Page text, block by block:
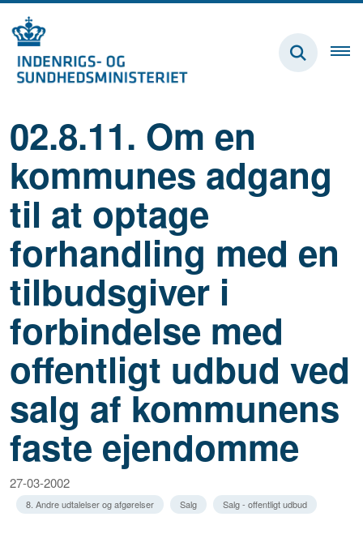
02.8.11. Om en
kommunes adgang
til at optage
forhandling med en
tilbudsgiver i
forbindelse med
offentligt udbud ved
salg af kommunens
faste ejendomme
27-03-2002
8. Andre udtalelser og afgørelser Salg Salg - offentligt udbud